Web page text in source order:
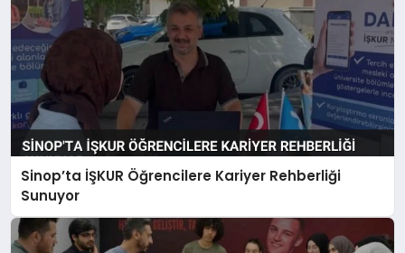
Sinop’ta İŞKUR Öğrencilere Kariyer Rehberliği
Sunuyor